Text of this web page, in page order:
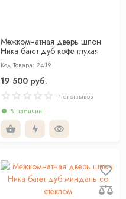
Межкомнатная дверь шпон
Ника багет дуб кофе глухая
Код Товара: 2419
19 500 руб.
Нет отзывов
В наличии